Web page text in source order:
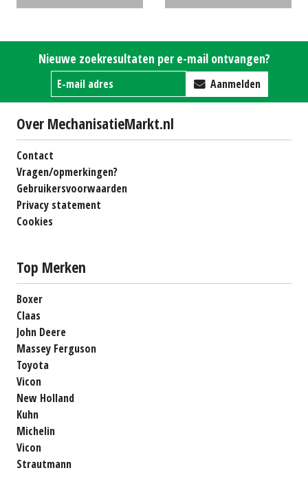
Nieuwe zoekresultaten per e-mail ontvangen?
Aanmelden
Over MechanisatieMarkt.nl
Contact
Vragen/opmerkingen?
Gebruikersvoorwaarden
Privacy statement
Cookies
Top Merken
Boxer
Claas
John Deere
Massey Ferguson
Toyota
Vicon
New Holland
Kuhn
Michelin
Vicon
Strautmann